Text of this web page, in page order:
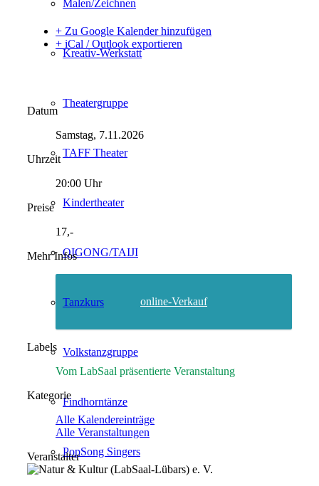
Malen/Zeichnen
Kreativ-Werkstatt
Theatergruppe
TAFF Theater
Kindertheater
QIGONG/TAIJI
Tanzkurs
Volkstanzgruppe
Findhorntänze
PopSong Singers
+ Zu Google Kalender hinzufügen
+ iCal / Outlook exportieren
Datum
Samstag, 7.11.2026
Uhrzeit
20:00 Uhr
Preise
17,-
Mehr Infos
online-Verkauf
Labels
Vom LabSaal präsentierte Veranstaltung
Kategorie
Alle Kalendereinträge
Alle Veranstaltungen
Veranstalter